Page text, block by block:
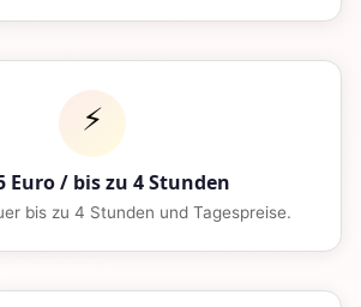
⚡
Euro / bis zu 4 Stunden
bis zu 4 Stunden und Tagespreise.